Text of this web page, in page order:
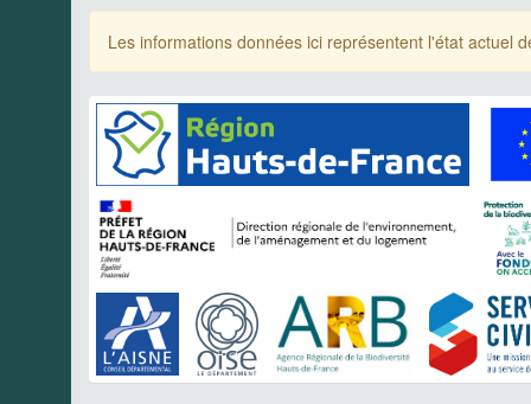
Les informations données ici représentent l'état actuel